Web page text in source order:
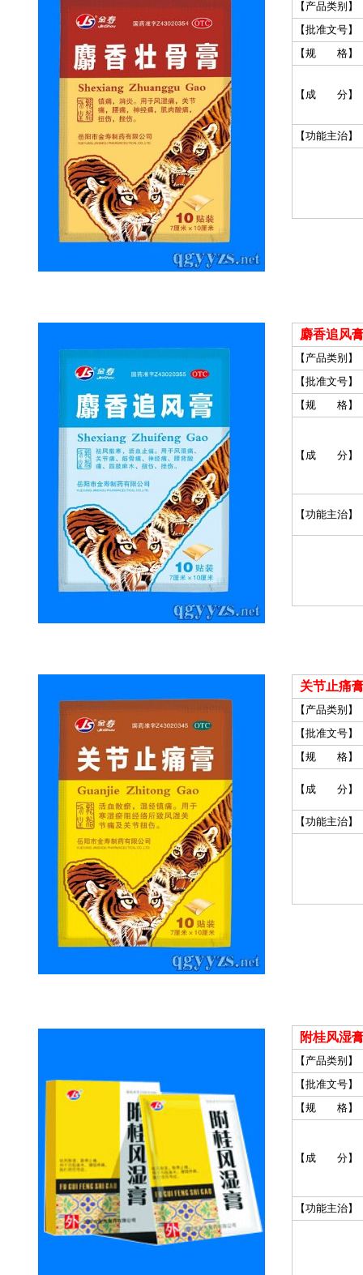
【产品类别】
【批准文号】
【规 格】
【成 分】
【功能主治】
麝香追风
【产品类别】
【批准文号】
【规 格】
【成 分】
【功能主治】
关节止痛
【产品类别】
【批准文号】
【规 格】
【成 分】
【功能主治】
附桂风湿
【产品类别】
【批准文号】
【规 格】
【成 分】
【功能主治】